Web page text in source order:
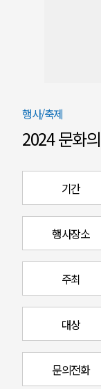
행사/축제
2024 문화
기간
행사장소
주최
대상
문의전화